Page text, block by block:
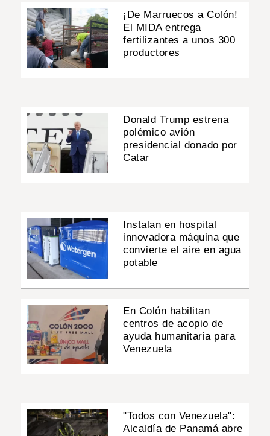
¡De Marruecos a Colón!
El MIDA entrega
fertilizantes a unos 300
productores
Donald Trump estrena
polémico avión
presidencial donado por
Catar
Instalan en hospital
innovadora máquina que
convierte el aire en agua
potable
En Colón habilitan
centros de acopio de
ayuda humanitaria para
Venezuela
"Todos con Venezuela":
Alcaldía de Panamá abre